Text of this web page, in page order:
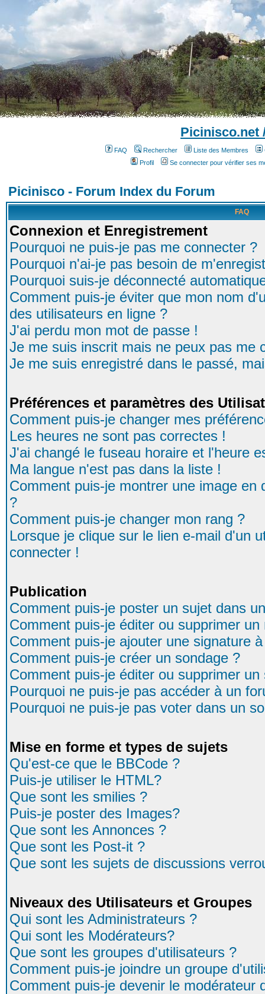
Picinisco.net
FAQ Rechercher Liste des Membres
Profil
Se connecter pour vérifier ses
Picinisco - Forum Index du Forum
FAQ
Connexion et Enregistrement
Pourquoi ne puis-je pas me connecter ?
Pourquoi n'ai-je pas besoin de
Pourquoi suis-je déconnecté
Comment puis-je éviter que mon nom
des utilisateurs en ligne ?
J'ai perdu mon mot de passe !
Je me suis inscrit mais ne peux pas me
Je me suis enregistré dans le passé,
Préférences et paramètres des
Comment puis-je changer mes
Les heures ne sont pas correctes !
J'ai changé le fuseau horaire et l'heure
Ma langue n'est pas dans la liste !
Comment puis-je montrer une image
?
Comment puis-je changer mon rang ?
Lorsque je clique sur le lien e-mail d'un
connecter !
Publication
Comment puis-je poster un sujet dans
Comment puis-je éditer ou supprimer un
Comment puis-je ajouter une signature
Comment puis-je créer un sondage ?
Comment puis-je éditer ou supprimer un
Pourquoi ne puis-je pas accéder à un
Pourquoi ne puis-je pas voter dans un
Mise en forme et types de sujets
Qu'est-ce que le BBCode ?
Puis-je utiliser le HTML?
Que sont les smilies ?
Puis-je poster des Images?
Que sont les Annonces ?
Que sont les Post-it ?
Que sont les sujets de discussions
Niveaux des Utilisateurs et Groupes
Qui sont les Administrateurs ?
Qui sont les Modérateurs?
Que sont les groupes d'utilisateurs ?
Comment puis-je joindre un groupe
Comment puis-je devenir le modérateur